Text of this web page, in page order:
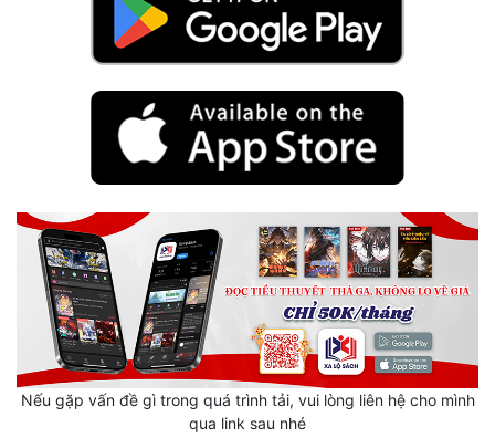
Huyền Ảo
Hài Hước
Hệ Thống
Học Đường
Khoa Huyễn
Nếu gặp vấn đề gì trong quá trình tải, vui lòng liên hệ cho mình
qua link sau nhé